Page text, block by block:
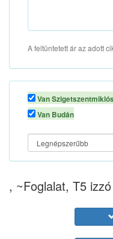
A feltüntetett ár az adott
Van
Van Budán
, ~Foglalat, T5